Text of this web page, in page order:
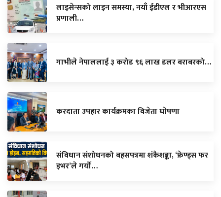
लाइसेन्सको लाइन समस्या, नयाँ ईडीएल र भीआरएस
प्रणाली…
गाभीले नेपाललाई ३ करोड ९६ लाख डलर बराबरको…
करदाता उपहार कार्यक्रमका विजेता घाेषणा
संविधान संशोधनको बहसपत्रमा शंकैशङ्का, ‘फ्रेण्ड्स फर
इभर’ले गर्यो…